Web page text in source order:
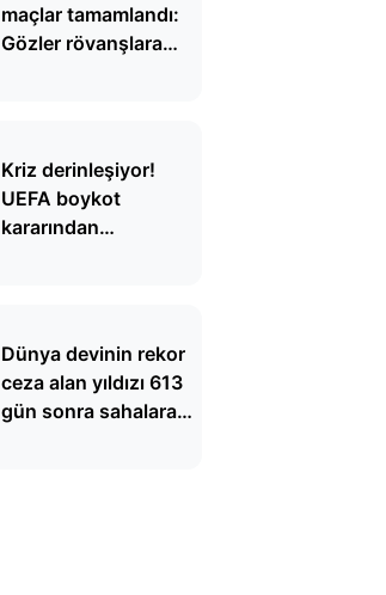
maçlar tamamlandı:
Gözler rövanşlara
Kriz derinleşiyor!
UEFA boykot
kararından
Dünya devinin rekor
ceza alan yıldızı 613
gün sonra sahalara